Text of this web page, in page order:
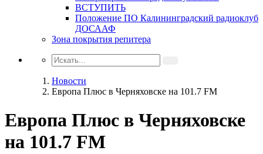
ВСТУПИТЬ
Положение ПО Калининградский радиоклуб
ДОСААФ
Зона покрытия репитера
Новости
Европа Плюс в Черняховске на 101.7 FM
Европа Плюс в Черняховске
на 101.7 FM